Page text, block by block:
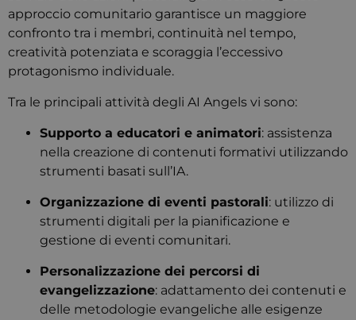
approccio comunitario garantisce un maggiore
confronto tra i membri, continuità nel tempo,
creatività potenziata e scoraggia l’eccessivo
protagonismo individuale.
Tra le principali attività degli AI Angels vi sono:
Supporto a educatori e animatori: assistenza
nella creazione di contenuti formativi utilizzando
strumenti basati sull’IA.
Organizzazione di eventi pastorali: utilizzo di
strumenti digitali per la pianificazione e
gestione di eventi comunitari.
Personalizzazione dei percorsi di
evangelizzazione: adattamento dei contenuti e
delle metodologie evangeliche alle esigenze